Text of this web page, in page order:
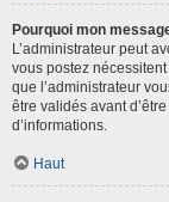
Pourquoi mon
L’administrateur peut
vous postez
que l’administrateur
être validés avant
d’informations.
Haut